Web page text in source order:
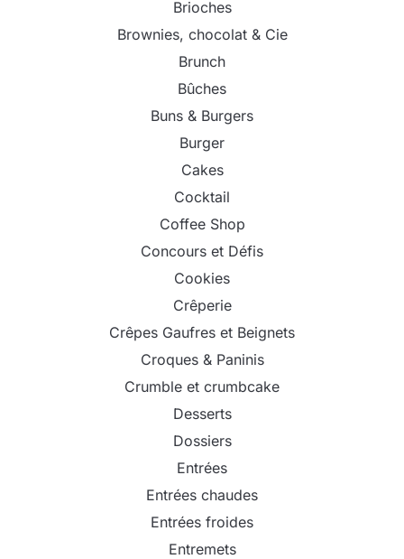
Brioches
Brownies, chocolat & Cie
Brunch
Bûches
Buns & Burgers
Burger
Cakes
Cocktail
Coffee Shop
Concours et Défis
Cookies
Crêperie
Crêpes Gaufres et Beignets
Croques & Paninis
Crumble et crumbcake
Desserts
Dossiers
Entrées
Entrées chaudes
Entrées froides
Entremets